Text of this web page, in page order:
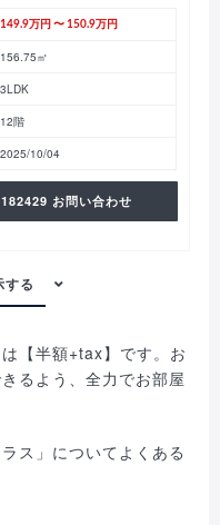
149.9万円 〜 150.9万円
156.75㎡
3LDK
12階
2025/10/04
お問い合わせ
【半額+tax】です。お
るよう、全力でお部屋
ス」についてよくある